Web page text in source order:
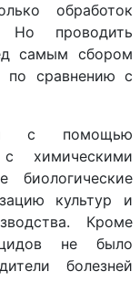
обработок
Но проводить
самым сбором
сравнению с
с помощью
химическими
биологические
культур и
Кроме
не было
болезней